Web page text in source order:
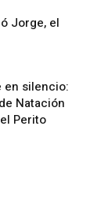
Jorge, el
en silencio:
Natación
Perito